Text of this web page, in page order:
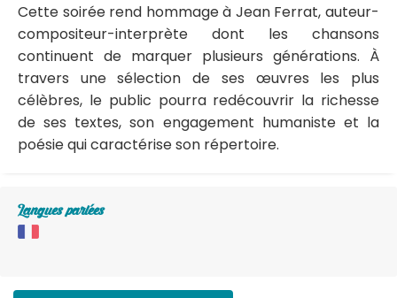
Cette soirée rend hommage à Jean Ferrat, auteur-
compositeur-interprète dont les chansons
continuent de marquer plusieurs générations. À
travers une sélection de ses œuvres les plus
célèbres, le public pourra redécouvrir la richesse
de ses textes, son engagement humaniste et la
poésie qui caractérise son répertoire.
Langues parlées